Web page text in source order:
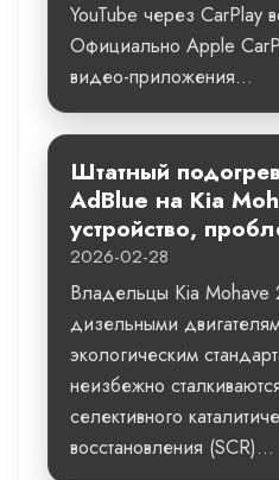
YouTube через CarPlay
Официально Apple
видео-приложения...
Штатный
AdBlue на Kia
устройство,
2026-02-28
Владельцы Kia Mohave
дизельными
экологическим
неизбежно
селективного
восстановления (SCR)...